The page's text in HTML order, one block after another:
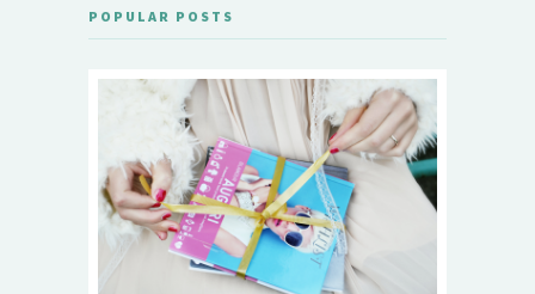
POPULAR POSTS